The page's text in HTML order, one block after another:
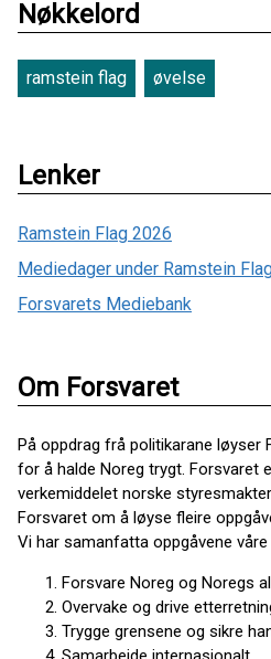
Nøkkelord
ramstein flag øvelse
Lenker
Ramstein Flag 2026
Mediedager under Ramstein
Forsvarets Mediebank
Om Forsvaret
På oppdrag frå politikarane løyser
for å halde Noreg trygt. Forsvaret
verkemiddelet norske
Forsvaret om å løyse fleire
Vi har samanfatta oppgåvene
Forsvare Noreg og Noregs
Overvake og drive
Trygge grensene og sikre